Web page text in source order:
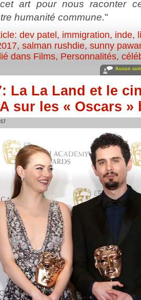
art pour nous raconter
humanité commune."
dev patel , immigration, inde,
,salman rushdie,sunny
dans Films, Personnalités,
Aucun
La La Land et le
sur les « Oscars